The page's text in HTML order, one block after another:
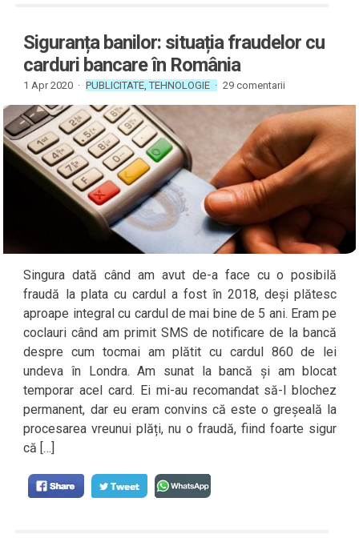
Siguranța banilor: situația fraudelor cu
carduri bancare în România
1 Apr 2020 · PUBLICITATE ,TEHNOLOGIE · 29 comentarii
Singura dată când am avut de-a face cu o posibilă
fraudă la plata cu cardul a fost în 2018, deși plătesc
aproape integral cu cardul de mai bine de 5 ani. Eram pe
coclauri când am primit SMS de notificare de la bancă
despre cum tocmai am plătit cu cardul 860 de lei
undeva în Londra. Am sunat la bancă și am blocat
temporar acel card. Ei mi-au recomandat să-l blochez
permanent, dar eu eram convins că este o greșeală la
procesarea vreunui plăți, nu o fraudă, fiind foarte sigur
că […]